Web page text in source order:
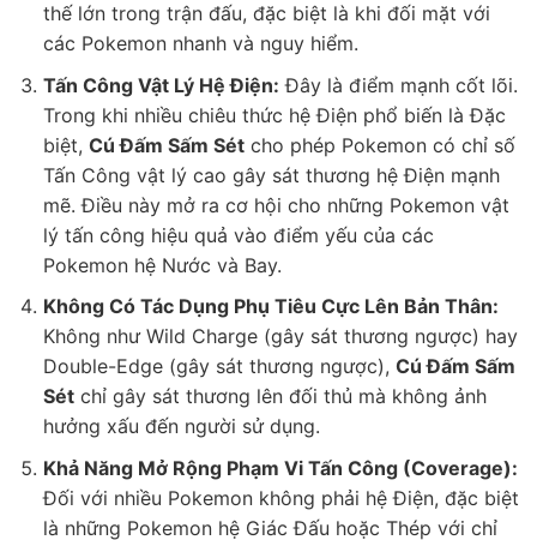
thế lớn trong trận đấu, đặc biệt là khi đối mặt với
các Pokemon nhanh và nguy hiểm.
Tấn Công Vật Lý Hệ Điện: Đây là điểm mạnh cốt lõi.
Trong khi nhiều chiêu thức hệ Điện phổ biến là Đặc
biệt, Cú Đấm Sấm Sétcho phép Pokemon có chỉ số
Tấn Công vật lý cao gây sát thương hệ Điện mạnh
mẽ. Điều này mở ra cơ hội cho những Pokemon vật
lý tấn công hiệu quả vào điểm yếu của các
Pokemon hệ Nước và Bay.
Không Có Tác Dụng Phụ Tiêu Cực Lên Bản Thân:
Không như Wild Charge (gây sát thương ngược) hay
Double-Edge (gây sát thương ngược), Cú Đấm Sấm
Sétchỉ gây sát thương lên đối thủ mà không ảnh
hưởng xấu đến người sử dụng.
Khả Năng Mở Rộng Phạm Vi Tấn Công (Coverage):
Đối với nhiều Pokemon không phải hệ Điện, đặc biệt
là những Pokemon hệ Giác Đấu hoặc Thép với chỉ